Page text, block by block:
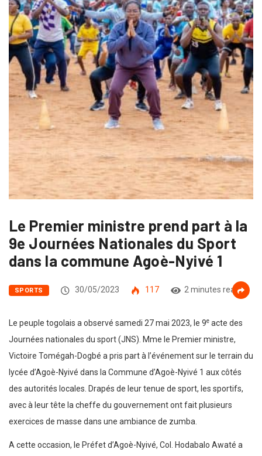
Le Premier ministre prend part à la
9e Journées Nationales du Sport
dans la commune Agoè-Nyivé 1
SPORTS 30/05/2023 117 2 minutes read
Le peuple togolais a observé samedi 27 mai 2023, le 9e acte des
Journées nationales du sport (JNS). Mme le Premier ministre,
Victoire Tomégah-Dogbé a pris part à l’événement sur le terrain du
lycée d’Agoè-Nyivé dans la Commune d’Agoè-Nyivé 1 aux côtés
des autorités locales. Drapés de leur tenue de sport, les sportifs,
avec à leur tête la cheffe du gouvernement ont fait plusieurs
exercices de masse dans une ambiance de zumba.
A cette occasion, le Préfet d’Agoè-Nyivé, Col. Hodabalo Awaté a